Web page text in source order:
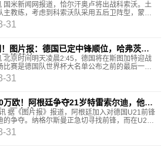
国米新闻网报道，恰尔汗奥卢将出战科索沃。土
主教练，考虑到科索沃队采用五后卫阵型，蒙特
彻底改变阵型，在最近几次训练中，他使用
31
图片报：德国已定中锋顺位，哈弗茨主
德替补
北京时间明天凌晨2:45，德国将在斯图加特迎战
比赛是德国队世界杯大名单公布之前的最后一场
图片报》撰文分析，本场比赛热议度最
31
万欧！阿根廷争夺21岁特雷索尔迪，他可
国出战
据《图片报》报道，阿根廷加入对德国U21前锋
的争夺。纳格尔斯曼正急切寻找前锋，而在U21
有一人准备就绪，特雷索尔迪在争夺欧洲杯
31